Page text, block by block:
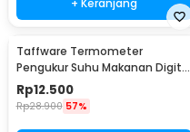
Taffware Termometer
Pengukur Suhu Makanan Digital
Daging Kopi Susu - TP101
Rp12.500
Rp28.900 57%